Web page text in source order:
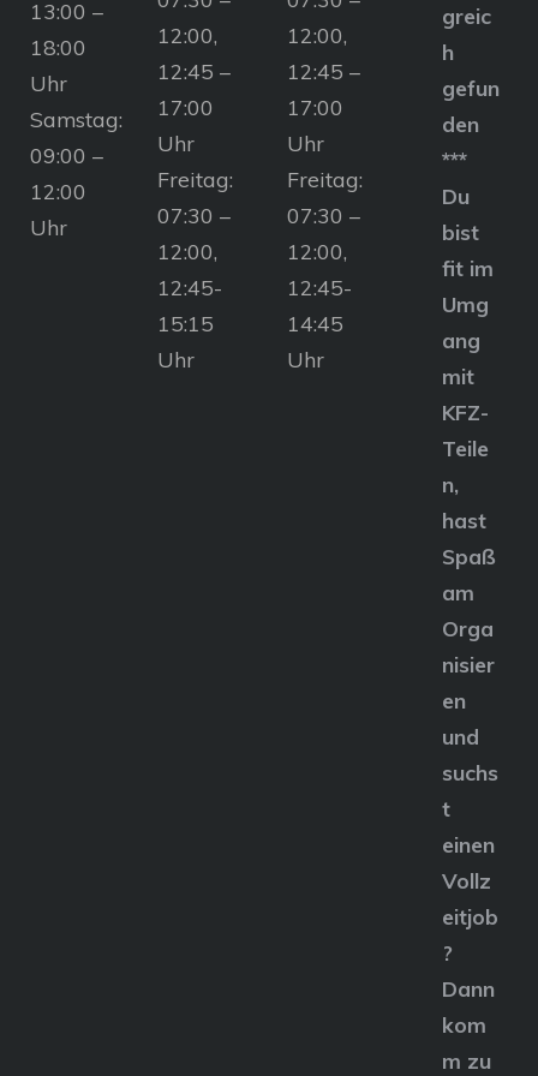
13:00 –
18:00
Uhr
Samstag:
09:00 –
12:00
Uhr
12:00,
12:45 –
17:00
Uhr
Freitag:
07:30 –
12:00,
12:45-
15:15
Uhr
12:00,
12:45 –
17:00
Uhr
Freitag:
07:30 –
12:00,
12:45-
14:45
Uhr
greic
h
gefun
den
***
Du
bist
fit im
Umg
ang
mit
KFZ-
Teile
n,
hast
Spaß
am
Orga
nisier
en
und
suchs
t
einen
Vollz
eitjob
?
Dann
kom
m zu